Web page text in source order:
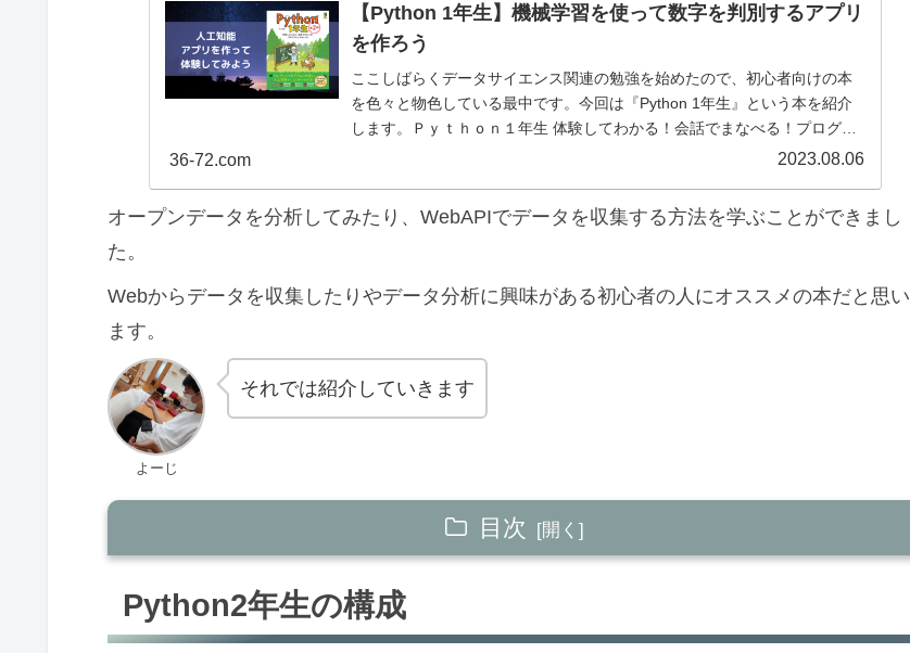
【Python 1年生】機械学習を使って数字を判別するアプリ
を作ろう
ここしばらくデータサイエンス関連の勉強を始めたので、初心者向けの本
を色々と物色している最中です。今回は『Python 1年生』という本を紹介
します。Ｐｙｔｈｏｎ１年生 体験してわかる！会話でまなべる！プログラ
36-72.com 2023.08.06
オープンデータを分析してみたり、WebAPIでデータを収集する方法を学ぶことができまし
た。
Webからデータを収集したりやデータ分析に興味がある初心者の人にオススメの本だと思い
ます。
よーじ
それでは紹介していきます
目次
Python2年生の構成
【まとめ】スクレイピングのしくみを知ろう
Python2年生の構成